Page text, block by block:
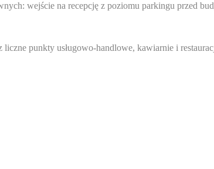
wejście na recepcję z poziomu parkingu przed
punkty usługowo-handlowe, kawiarnie i